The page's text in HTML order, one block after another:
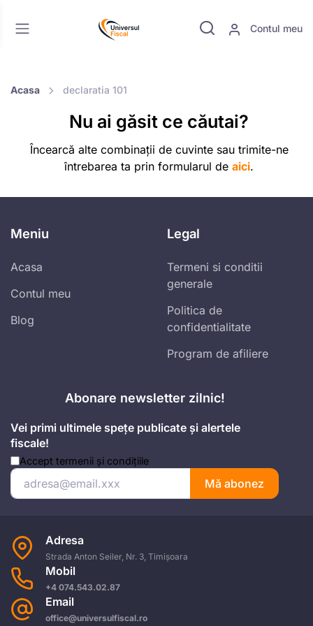
Contul meu
Acasa declaratia 101
Nu ai găsit ce căutai?
Încearcă alte combinații de cuvinte sau trimite-ne
întrebarea ta prin formularul de aici.
Meniu
Acasa
Contul meu
Blog
Legal
Termeni si conditii
generale
Politica de
confidentialitate
Program de afiliere
Abonare newsletter zilnic!
Vei primi ultimele spețe publicate și alertele
fiscale!
Accept termenii și condițiile
Mă abonez
Adresa
Strada Anton Seiler, Nr. 3, Timișoara
Mobil
+4 074.543.02.87
Email
office@universulfiscal.ro